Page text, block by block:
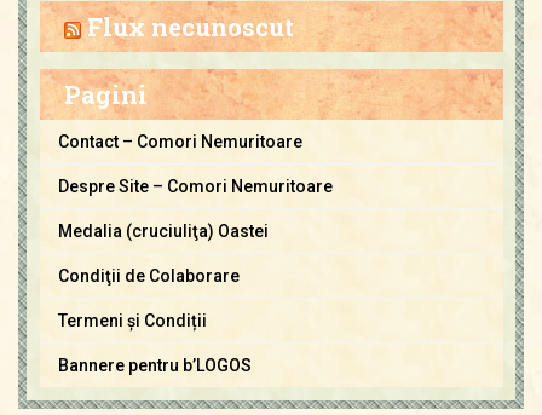
C
o
m
i
u
Flux necunoscut
Pagini
Contact – Comori Nemuritoare
Despre Site – Comori Nemuritoare
Medalia (cruciuliţa) Oastei
Condiţii de Colaborare
Termeni și Condiții
Bannere pentru b’LOGOS